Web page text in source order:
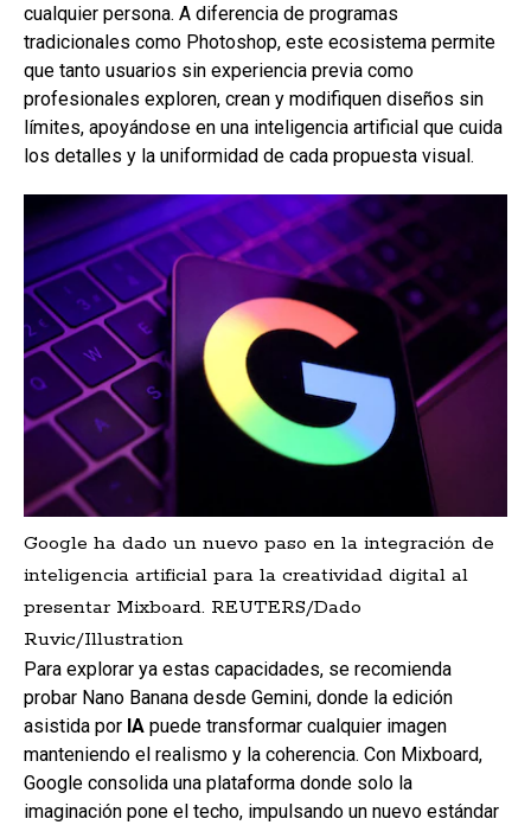
cualquier persona. A diferencia de programas
tradicionales como Photoshop, este ecosistema permite
que tanto usuarios sin experiencia previa como
profesionales exploren, crean y modifiquen diseños sin
límites, apoyándose en una inteligencia artificial que cuida
los detalles y la uniformidad de cada propuesta visual.
Google ha dado un nuevo paso en la integración de
inteligencia artificial para la creatividad digital al
presentar Mixboard. REUTERS/Dado
Ruvic/Illustration
Para explorar ya estas capacidades, se recomienda
probar Nano Banana desde Gemini, donde la edición
asistida por IA puede transformar cualquier imagen
manteniendo el realismo y la coherencia. Con Mixboard,
Google consolida una plataforma donde solo la
imaginación pone el techo, impulsando un nuevo estándar